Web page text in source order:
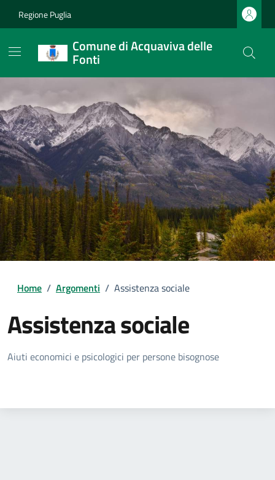
Regione Puglia
Comune di Acquaviva delle
Fonti
Home / Argomenti / Assistenza sociale
Assistenza sociale
Dettagli della notizia
Aiuti economici e psicologici per persone bisognose